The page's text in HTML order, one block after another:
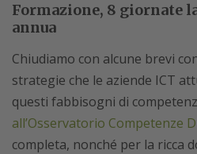
Formazione, 8 giornate
annua
Chiudiamo con alcune brevi
strategie che le aziende ICT
questi fabbisogni di
all’Osservatorio Competenze
completa, nonché per la ricca